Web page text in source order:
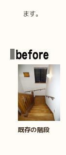
ます。
既存の階段